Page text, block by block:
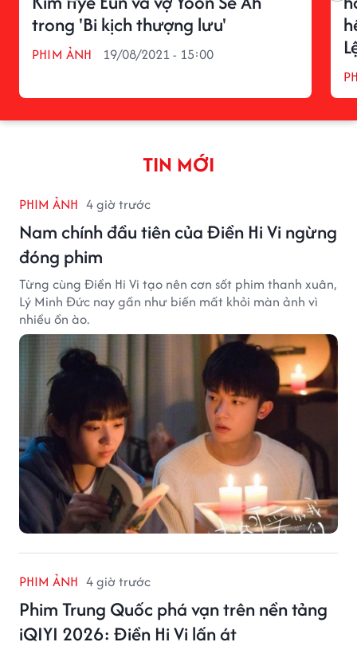
trong 'Bi kịch thượng lưu'
PHIM ẢNH 19/08/2021 - 15:00
TIN MỚI
PHIM ẢNH 4 giờ trước
Nam chính đầu tiên của Điền Hi Vi ngừng
đóng phim
Từng cùng Điền Hi Vi tạo nên cơn sốt phim thanh xuân,
Lý Minh Đức nay gần như biến mất khỏi màn ảnh vì
nhiều ồn ào.
PHIM ẢNH 4 giờ trước
Phim Trung Quốc phá vạn trên nền tảng
iQIYI 2026: Điền Hi Vi lấn át